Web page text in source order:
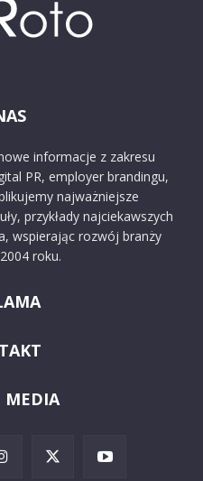
informacje z zakresu
PR, employer brandingu,
najważniejsze
przykłady najciekawszych
wspierając rozwój branży
roku.
MEDIA